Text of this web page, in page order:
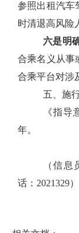
参照出租汽车
时清退高风险
六是明
合乘名义从事
合乘平台对涉
五、施
《指导
年。
（信
话：2021329）